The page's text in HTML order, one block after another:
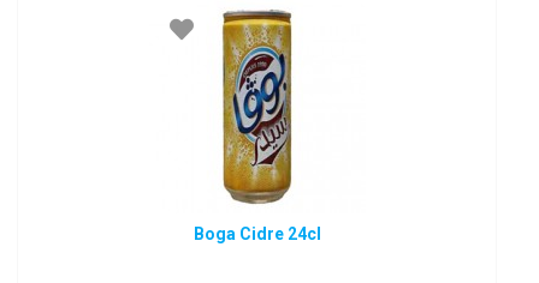
Boga Cidre 24cl